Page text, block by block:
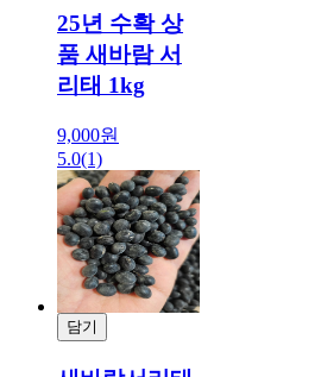
25년 수확 상
품 새바람 서
리태 1kg
9,000원
5.0(1)
결제
담기